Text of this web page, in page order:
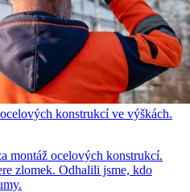
konstrukcí ve výškách.
montáž ocelových konstrukcí.
zlomek. Odhalili jsme, kdo